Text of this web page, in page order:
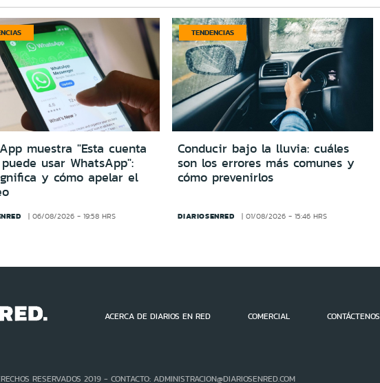
muestra "Esta cuenta
usar WhatsApp":
y cómo apelar el
06/08/2026 - 19:58 HRS
TENDENCIAS
Conducir bajo la lluvia: cuáles
son los errores más comunes y
cómo prevenirlos
DIARIOSENRED 01/08/2026 - 15:46 HRS
ACERCA DE DIARIOS EN RED COMERCIAL CONTÁCTENOS
RESERVADOS 2019 - CONTACTO: ADMINISTRACION@DIARIOSENRED.COM